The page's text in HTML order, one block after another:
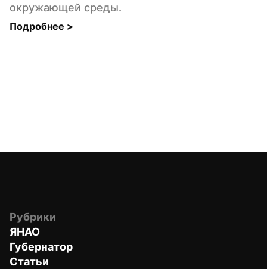
окружающей среды.
Подробнее >
Рубрики
ЯНАО
Губернатор
Статьи